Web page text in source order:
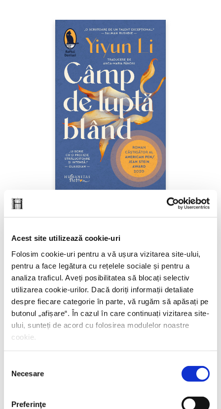
Acest site utilizează cookie-uri
Folosim cookie-uri pentru a vă ușura vizitarea site-ului,
pentru a face legătura cu rețelele sociale și pentru a
analiza traficul. Aveți posibilitatea să blocați selectiv
utilizarea cookie-urilor. Dacă doriți informații detaliate
despre fiecare categorie în parte, vă rugăm să apăsați pe
butonul „ afișare“. În cazul în care continuați vizitarea site-
ului, sunteți de acord cu folosirea modulelor noastre
cookie.
consimțământului
Necesare
Preferinţe
Yiyun Li,Câmp de luptă blând
PREȚ 42.00 RON